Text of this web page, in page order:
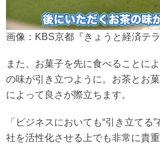
画像：KBS京都『きょうと経済テ
また、お菓子を先に食べることに
の味が引き立つように。お茶とお
によって良さが際立ちます。
「ビジネスにおいても“引き立てる
社を活性化させる上でも非常に貴